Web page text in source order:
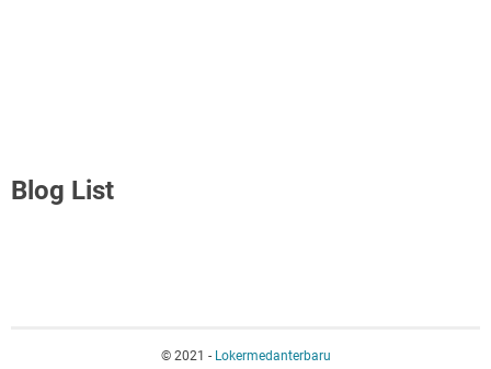
Blog List
© 2021 - Lokermedanterbaru